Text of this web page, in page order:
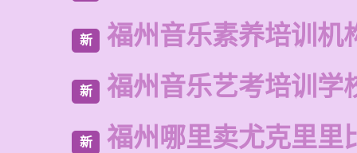
新 福州音乐素养培训机
新 福州音乐艺考培训学
新 福州哪里卖尤克里里